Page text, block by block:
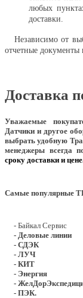
любых
доставки.
Независимо от
отчетные документы
Доставка
Уважаемые
Датчики и другое
выбрать удобную
менеджеры всегда
сроку доставки и
Самые популярные
- Байкал Сервис
- Деловые линии
- СДЭК
- ЛУЧ
- КИТ
- Энергия
-
- ПЭК.